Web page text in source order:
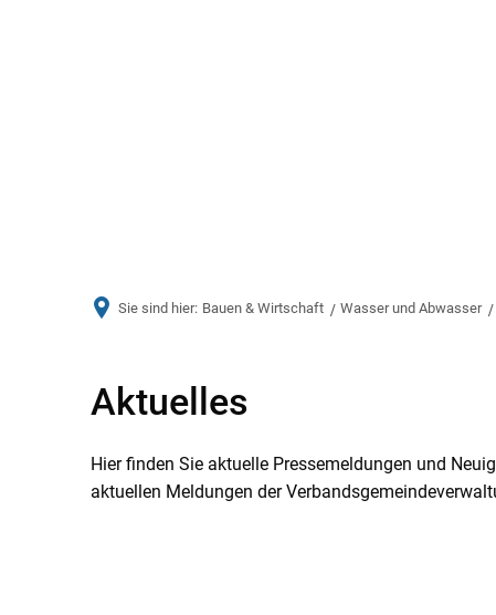
Sie sind hier: Bauen & Wirtschaft Wasser und Abwasser
AktuellesAktuelles
Hier finden Sie aktuelle Pressemeldungen und
aktuellen Meldungen der